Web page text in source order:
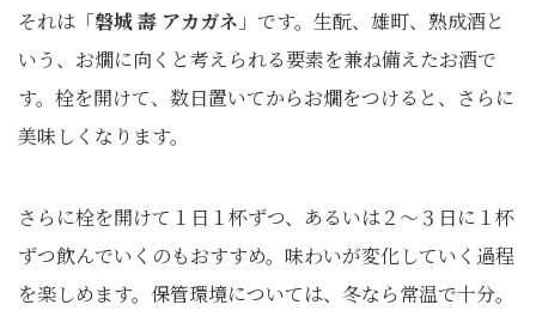
それは「磐城 壽 アカガネ 」です。生酛、雄町、熟成酒と
いう、お燗に向くと考えられる要素を兼ね備えたお酒で
す。栓を開けて、数日置いてからお燗をつけると、さらに
美味しくなります。
さらに栓を開けて１日１杯ずつ、あるいは２〜３日に１杯
ずつ飲んでいくのもおすすめ。味わいが変化していく過程
を楽しめます。保管環境については、冬なら常温で十分。